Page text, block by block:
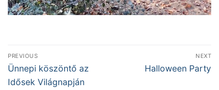
Bejegyzés
navigáció
PREVIOUS
Previous
post:
Ünnepi köszöntő az
Idősek Világnapján
NEXT
Next
Halloween Party